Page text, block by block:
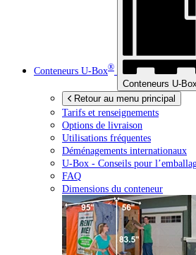
Conteneurs U-Box®
Conteneurs U-Box
Retour au menu principal
Tarifs et renseignements
Options de livraison
Utilisations fréquentes
Déménagements internationaux
U-Box - Conseils pour
FAQ
Dimensions du conteneur